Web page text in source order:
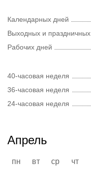
Календарных дней
Выходных и праздничных
Рабочих дней
40-часовая неделя
36-часовая неделя
24-часовая неделя
Апрель
пн вт ср чт